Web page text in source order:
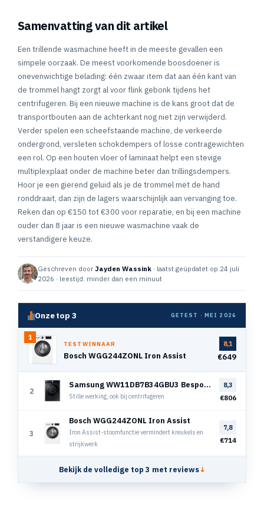
Samenvatting van dit artikel
Een trillende wasmachine heeft in de meeste gevallen een
simpele oorzaak. De meest voorkomende boosdoener is
onevenwichtige belading: één zwaar item dat aan één kant van
de trommel hangt zorgt al voor flink gebonk tijdens het
centrifugeren. Bij een nieuwe machine is de kans groot dat de
transportbouten aan de achterkant nog niet zijn verwijderd.
Verder spelen een scheefstaande machine, de verkeerde
ondergrond, versleten schokdempers of losse contragewichten
een rol. Op een houten vloer of laminaat helpt een stevige
multiplexplaat onder de machine beter dan trillingsdempers.
Hoor je een gierend geluid als je de trommel met de hand
ronddraait, dan zijn de lagers waarschijnlijk aan vervanging toe.
Reken dan op €150 tot €300 voor reparatie, en bij een machine
ouder dan 8 jaar is een nieuwe wasmachine vaak de
verstandigere keuze.
Geschreven door Jayden Wassink · laatst geüpdatet op 24 juli
2026 · leestijd: minder dan een minuut
Onze top 3 GETEST · MEI 2026
1
TESTWINNAAR
Bosch WGG244ZONL Iron Assist
8,1
€649
2
Samsung WW11DB7B34GBU3 Bespoke Super Speed
Stille werking, ook bij centrifugeren
8,3
€806
3
Bosch WGG244ZONL Iron Assist
Iron Assist-stoomfunctie vermindert kreukels en
strijkwerk
7,8
€714
Bekijk de volledige top 3 met reviews↓